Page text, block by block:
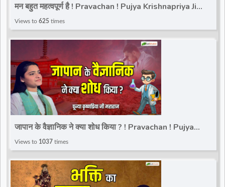
मन बहुत महत्वपूर्ण है ! Pravachan ! Pujya Krishnapriya Ji
Maharaj | Total Bhakti
Views to 625 times
जापान के वैज्ञानिक ने क्या शोध किया ? ! Pravachan ! Pujya
Krishnapriya Ji Maharaj | Total Bhakti
Views to 1037 times